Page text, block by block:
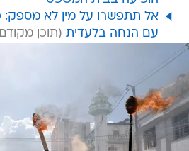
אל תתפשרו על מין לא מספק:
עם הנחה בלעדית